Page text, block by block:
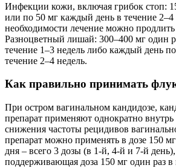
Инфекции кожи, включая грибок стоп:
или по 50 мг каждый день в течение
необходимости лечение можно продлить
Разноцветный лишай: 300–400 мг один
течение 1–3 недель либо каждый день
течение 2–4 недель.
Как правильно принимать
При остром вагинальном кандидозе,
препарат применяют однократно внутрь
снижения частоты рецидивов
препарат можно применять в дозе 150
дня – всего 3 дозы (в 1-й, 4-й и 7-й день),
поддерживающая доза 150 мг один раз в